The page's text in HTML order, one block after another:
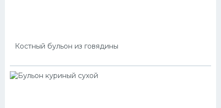
Костный бульон из говядины